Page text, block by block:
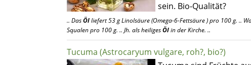
sein. Bio-Qualität?
.. DasÖlliefert 53 g Linolsäure (Omega-6-Fettsäure ) pro 100 g. ..
Squalen pro 100 g. .. Jh. als heiligesÖlin der Kirche. ..
Tucuma (Astrocaryum vulgare, roh?, bio?)